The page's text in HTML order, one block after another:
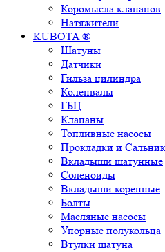
Коромысла клапанов
Натяжители
KUBOTA ®
Шатуны
Датчики
Гильза цилиндра
Коленвалы
ГБЦ
Клапаны
Топливные насосы
Прокладки и
Вкладыши шатунные
Соленоиды
Вкладыши коренные
Болты
Масляные насосы
Упорные полукольца
Втулки шатуна